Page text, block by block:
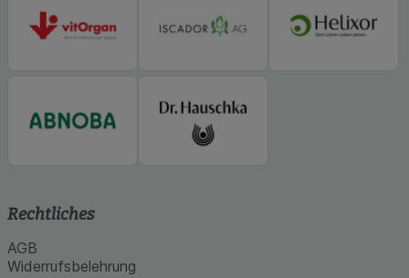
Rechtliches
AGB
Widerrufsbelehrung